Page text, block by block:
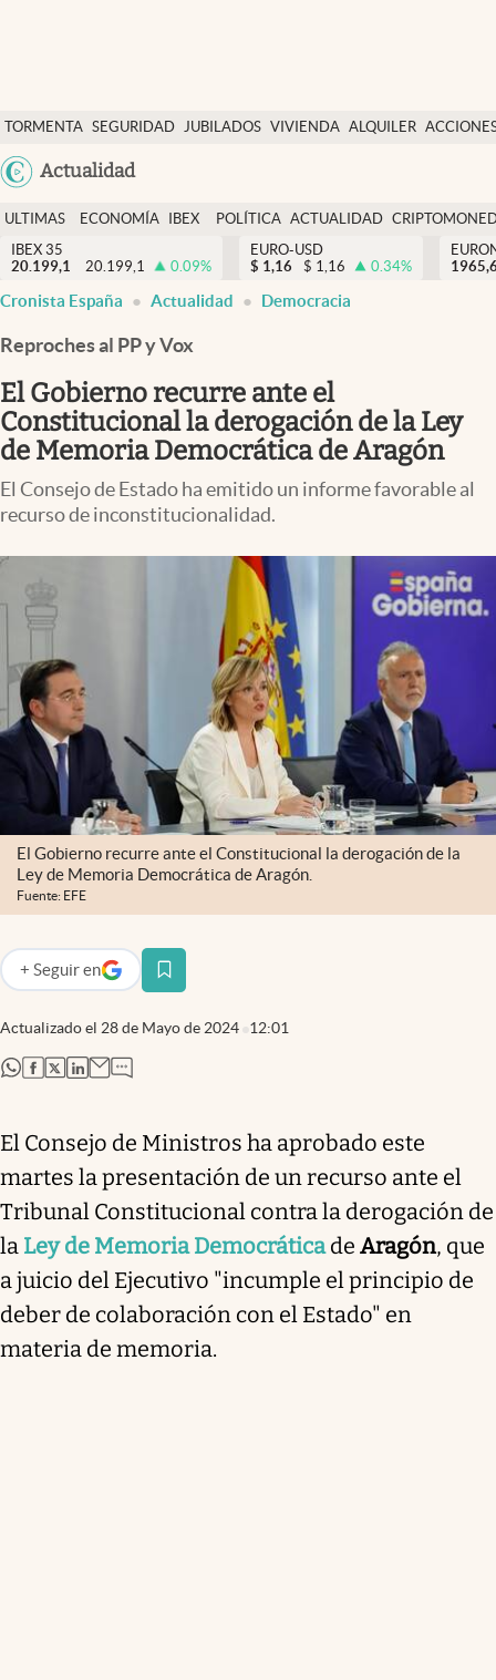
TORMENTA SEGURIDAD JUBILADOS VIVIENDA ALQUILER
USA
Actualidad
Economía y finanzas
Política
Actualidad
Criptomonedas
España
ULTIMAS
NOTICIAS
ECONOMÍA
FINANZAS
IBEX
EURO
POLÍTICA ACTUALIDAD
IBEX 35
20.199,1
20.199,1 0.09%
EURO-USD
$ 1,16 $ 1,16 0.34%
Cronista España Actualidad Democracia
Reproches al PP y Vox
El Gobierno recurre ante el
Constitucional la derogación de la Ley
de Memoria Democrática de Aragón
El Consejo de Estado ha emitido un informe favorable al
recurso de inconstitucionalidad.
El Gobierno recurre ante el Constitucional la derogación de la
Ley de Memoria Democrática de Aragón.
Fuente: EFE
Actualizado el 28 de Mayo de 2024 12:01
+ Seguir en
abre en nueva pestaña
abre en nueva pestaña
abre en nueva pestaña
abre en nueva pestaña
abre en nueva pestaña
El Consejo de Ministros ha aprobado este
martes la presentación de un recurso ante el
Tribunal Constitucional contra la derogación de
la Ley de Memoria Democráticade Aragón, que
a juicio del Ejecutivo "incumple el principio de
deber de colaboración con el Estado" en
materia de memoria.